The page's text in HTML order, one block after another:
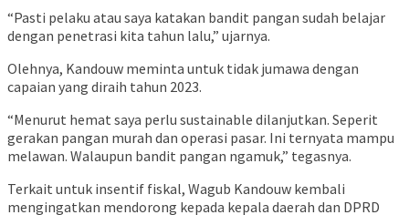
“Pasti pelaku atau saya katakan bandit pangan sudah belajar
dengan penetrasi kita tahun lalu,” ujarnya.
Olehnya, Kandouw meminta untuk tidak jumawa dengan
capaian yang diraih tahun 2023.
“Menurut hemat saya perlu sustainable dilanjutkan. Seperit
gerakan pangan murah dan operasi pasar. Ini ternyata mampu
melawan. Walaupun bandit pangan ngamuk,” tegasnya.
Terkait untuk insentif fiskal, Wagub Kandouw kembali
mengingatkan mendorong kepada kepala daerah dan DPRD